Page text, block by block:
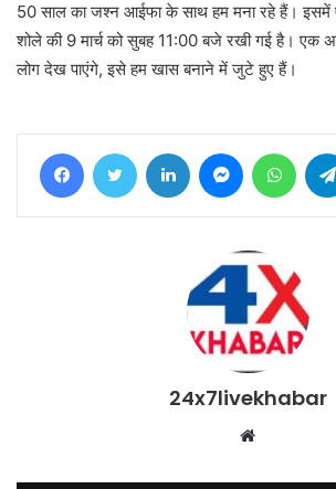
50 साल का जश्न आईफा के साथ हम मना रहे हैं। इसमें
शोले की 9 मार्च को सुबह 11:00 बजे रखी गई है। एक
लोग देख पाएंगे, इसे हम खास बनाने में जुटे हुए हैं।
FacebookTwitter LinkedIn Messenger
24x7livekhabar
Website